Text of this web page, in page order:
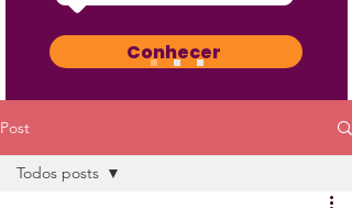
Conhecer
Post
Todos posts